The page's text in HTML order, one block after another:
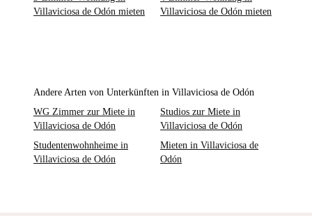
Villaviciosa de Odón mieten
Villaviciosa de Odón mieten
Andere Arten von Unterkünften in Villaviciosa de Odón
WG Zimmer zur Miete in
Villaviciosa de Odón
Studios zur Miete in
Villaviciosa de Odón
Studentenwohnheime in
Villaviciosa de Odón
Mieten in Villaviciosa de
Odón